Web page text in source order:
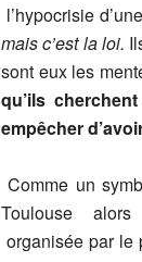
l’hypocrisie
mais c’est la loi.
sont eux les
qu’ils
empêcher
Comme un
Toulouse alors
organisée par le